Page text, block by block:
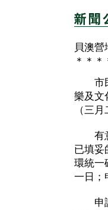
貝澳
＊＊
市民
樂及文
（三
有意
已填妥
環統一
一日；
申請